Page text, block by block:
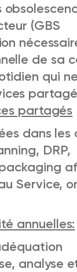
(GBS
de sa
qui
partagés
dans les
DRP,
Service,
annuelles:
analyse